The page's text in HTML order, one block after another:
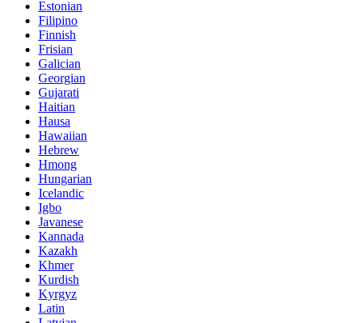
Estonian
Filipino
Finnish
Frisian
Galician
Georgian
Gujarati
Haitian
Hausa
Hawaiian
Hebrew
Hmong
Hungarian
Icelandic
Igbo
Javanese
Kannada
Kazakh
Khmer
Kurdish
Kyrgyz
Latin